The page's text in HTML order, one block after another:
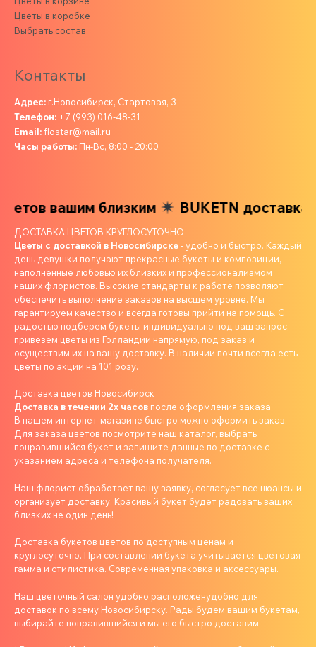
Цветы в коробке
Выбрать состав
Контакты
Адрес: г.Новосибирск, Стартовая, 3
Телефон: +7 (993) 016-48-31
Email:flostar@mail.ru
Часы работы: Пн-Вс, 8:00 - 20:00
вашим близким BUKETN доставка
ДОСТАВКА ЦВЕТОВ КРУГЛОСУТОЧНО
Цветы с доставкой в Новосибирске- удобно и быстро. Каждый
день девушки получают прекрасные букеты и композиции,
наполненные любовью их близких и профессионализмом
наших флористов. Высокие стандарты к работе позволяют
обеспечить выполнение заказов на высшем уровне. Мы
гарантируем качество и всегда готовы прийти на помощь. С
радостью подберем букеты индивидуально под ваш запрос,
привезем цветы из Голландии напрямую, под заказ и
осуществим их на вашу доставку. В наличии почти всегда есть
цветы по акции на 101 розу.
Доставка цветов Новосибирск
Доставка в течении 2х часов после оформления заказа
В нашем интернет-магазине быстро можно оформить заказ.
Для заказа цветов посмотрите наш каталог, выбрать
понравившийся букет и запишите данные по доставке с
указанием адреса и телефона получателя.
Наш флорист обработает вашу заявку, согласует все нюансы и
организует доставку. Красивый букет будет радовать ваших
близких не один день!
Доставка букетов цветов по доступным ценам и
круглосуточно. При составлении букета учитывается цветовая
гамма и стилистика. Современная упаковка и аксессуары.
Наш цветочный салон удобно расположенудобно для
доставок по всему Новосибирску. Рады будем вашим букетам,
выбирайте понравившийся и мы его быстро доставим